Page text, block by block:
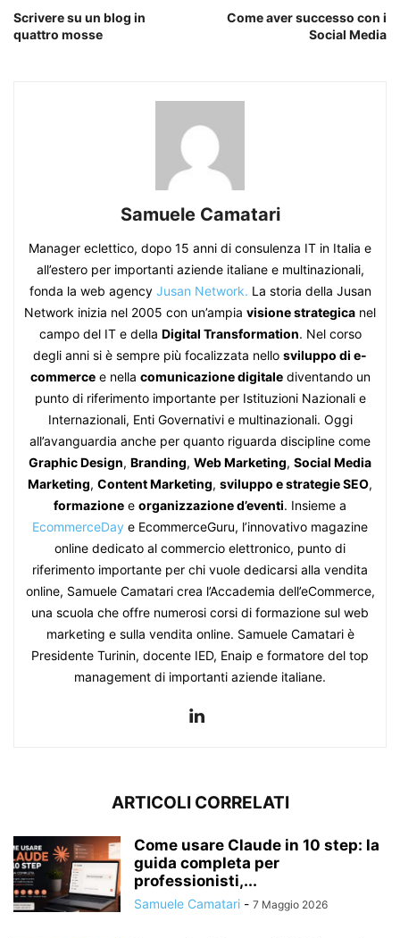
Scrivere su un blog in
quattro mosse
Come aver successo con i
Social Media
Samuele Camatari
Manager eclettico, dopo 15 anni di consulenza IT in Italia e
all’estero per importanti aziende italiane e multinazionali,
fonda la web agency Jusan Network. La storia della Jusan
Network inizia nel 2005 con un’ampia visione strategica nel
campo del IT e della Digital Transformation. Nel corso
degli anni si è sempre più focalizzata nello sviluppo di e-
commercee nella comunicazione digitalediventando un
punto di riferimento importante per Istituzioni Nazionali e
Internazionali, Enti Governativi e multinazionali. Oggi
all’avanguardia anche per quanto riguarda discipline come
Graphic Design, Branding, Web Marketing, Social Media
Marketing, Content Marketing, sviluppo e strategie SEO,
formazione e organizzazione d’eventi. Insieme a
EcommerceDay e EcommerceGuru, l’innovativo magazine
online dedicato al commercio elettronico, punto di
riferimento importante per chi vuole dedicarsi alla vendita
online, Samuele Camatari crea l’Accademia dell’eCommerce,
una scuola che offre numerosi corsi di formazione sul web
marketing e sulla vendita online. Samuele Camatari è
Presidente Turinin, docente IED, Enaip e formatore del top
management di importanti aziende italiane.
ARTICOLI CORRELATI
Come usare Claude in 10 step: la
guida completa per
professionisti,...
Samuele Camatari - 7 Maggio 2026